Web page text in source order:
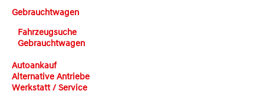
Gebrauchtwagen
Fahrzeugsuche
Gebrauchtwagen
Autoankauf
Alternative Antriebe
Werkstatt / Service